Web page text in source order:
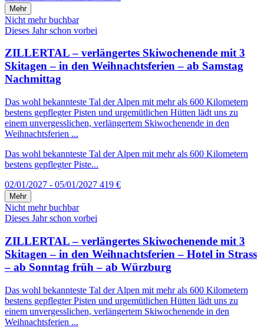
Mehr
Nicht mehr buchbar
Dieses Jahr schon vorbei
ZILLERTAL – verlängertes Skiwochenende mit 3
Skitagen – in den Weihnachtsferien – ab Samstag
Nachmittag
Das wohl bekannteste Tal der Alpen mit mehr als 600 Kilometern
bestens gepflegter Pisten und urgemütlichen Hütten lädt uns zu
einem unvergesslichen, verlängertem Skiwochenende in den
Weihnachtsferien ...
Das wohl bekannteste Tal der Alpen mit mehr als 600 Kilometern
bestens gepflegter Piste...
02/01/2027 - 05/01/2027 419 €
Mehr
Nicht mehr buchbar
Dieses Jahr schon vorbei
ZILLERTAL – verlängertes Skiwochenende mit 3
Skitagen – in den Weihnachtsferien – Hotel in Strass
– ab Sonntag früh – ab Würzburg
Das wohl bekannteste Tal der Alpen mit mehr als 600 Kilometern
bestens gepflegter Pisten und urgemütlichen Hütten lädt uns zu
einem unvergesslichen, verlängertem Skiwochenende in den
Weihnachtsferien ...